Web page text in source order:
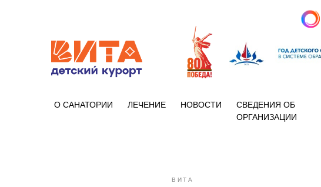
+7 (86133) 97-888
О САНАТОРИИ НОВОСТИ
СВЕДЕНИЯ ОБ
ОРГАНИЗАЦИИ
ЛЕЧЕНИЕ
ВИТА